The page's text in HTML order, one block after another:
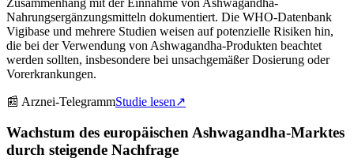
Nahrungsergänzungsmitteln dokumentiert. Die WHO-Datenbank
Vigibase und mehrere Studien weisen auf potenzielle Risiken hin,
die bei der Verwendung von Ashwagandha-Produkten beachtet
werden sollten, insbesondere bei unsachgemäßer Dosierung oder
Vorerkrankungen.
📰 Arznei-TelegrammStudie lesen↗
Wachstum des europäischen Ashwagandha-Marktes
durch steigende Nachfrage